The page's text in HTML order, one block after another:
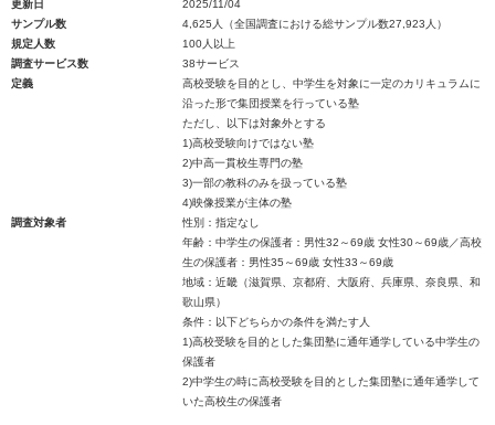
更新日
2025/11/04
サンプル数
4,625人（全国調査における総サンプル数27,923人）
規定人数
100人以上
調査サービス数
38サービス
定義
高校受験を目的とし、中学生を対象に一定のカリキュラムに
沿った形で集団授業を行っている塾
ただし、以下は対象外とする
1)高校受験向けではない塾
2)中高一貫校生専門の塾
3)一部の教科のみを扱っている塾
4)映像授業が主体の塾
調査対象者
性別：指定なし
年齢：中学生の保護者：男性32～69歳 女性30～69歳／高校
生の保護者：男性35～69歳 女性33～69歳
地域：近畿（滋賀県、京都府、大阪府、兵庫県、奈良県、和
歌山県）
条件：以下どちらかの条件を満たす人
1)高校受験を目的とした集団塾に通年通学している中学生の
保護者
2)中学生の時に高校受験を目的とした集団塾に通年通学して
いた高校生の保護者